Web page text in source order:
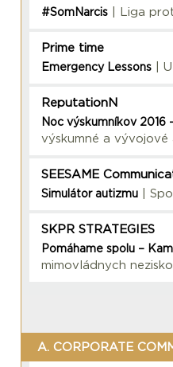
#SomNarcis | Liga
Prime time
Emergency Lessons |
ReputationN
Noc výskumníkov 2016
výskumné a vývojové
SEESAME
Simulátor autizmu |
SKPR STRATEGIES
Pomáhame spolu –
mimovládnych
A. CORPORATE